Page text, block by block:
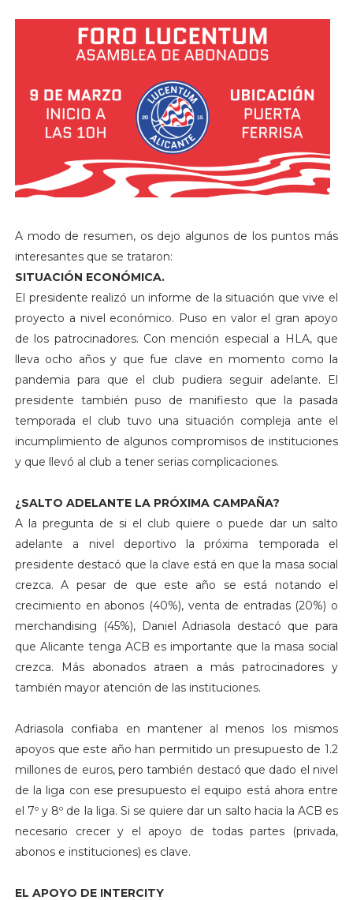
A modo de resumen, os dejo algunos de los puntos más
interesantes que se trataron:
SITUACIÓN ECONÓMICA.
El presidente realizó un informe de la situación que vive el
proyecto a nivel económico. Puso en valor el gran apoyo
de los patrocinadores. Con mención especial a HLA, que
lleva ocho años y que fue clave en momento como la
pandemia para que el club pudiera seguir adelante. El
presidente también puso de manifiesto que la pasada
temporada el club tuvo una situación compleja ante el
incumplimiento de algunos compromisos de instituciones
y que llevó al club a tener serias complicaciones.
¿SALTO ADELANTE LA PRÓXIMA CAMPAÑA?
A la pregunta de si el club quiere o puede dar un salto
adelante a nivel deportivo la próxima temporada el
presidente destacó que la clave está en que la masa social
crezca. A pesar de que este año se está notando el
crecimiento en abonos (40%), venta de entradas (20%) o
merchandising (45%), Daniel Adriasola destacó que para
que Alicante tenga ACB es importante que la masa social
crezca. Más abonados atraen a más patrocinadores y
también mayor atención de las instituciones.
Adriasola confiaba en mantener al menos los mismos
apoyos que este año han permitido un presupuesto de 1.2
millones de euros, pero también destacó que dado el nivel
de la liga con ese presupuesto el equipo está ahora entre
el 7º y 8º de la liga. Si se quiere dar un salto hacia la ACB es
necesario crecer y el apoyo de todas partes (privada,
abonos e instituciones) es clave.
EL APOYO DE INTERCITY